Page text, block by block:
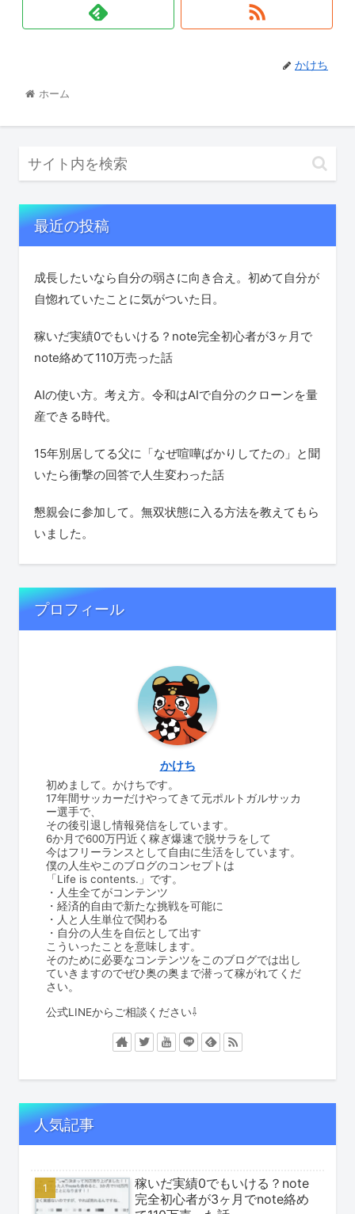
かけち
ホーム
最近の投稿
成長したいなら自分の弱さに向き合え。初めて自分が
自惚れていたことに気がついた日。
稼いだ実績0でもいける？note完全初心者が3ヶ月で
note絡めて110万売った話
AIの使い方。考え方。令和はAIで自分のクローンを量
産できる時代。
15年別居してる父に「なぜ喧嘩ばかりしてたの」と聞
いたら衝撃の回答で人生変わった話
懇親会に参加して。無双状態に入る方法を教えてもら
いました。
プロフィール
かけち
初めまして。かけちです。
17年間サッカーだけやってきて元ポルトガルサッカ
ー選手で、
その後引退し情報発信をしています。
6か月で600万円近く稼ぎ爆速で脱サラをして
今はフリーランスとして自由に生活をしています。
僕の人生やこのブログのコンセプトは
「Life is contents.」です。
・人生全てがコンテンツ
・経済的自由で新たな挑戦を可能に
・人と人生単位で関わる
・自分の人生を自伝として出す
こういったことを意味します。
そのために必要なコンテンツをこのブログでは出し
ていきますのでぜひ奥の奥まで潜って稼がれてくだ
さい。
公式LINEからご相談ください⇩
人気記事
稼いだ実績0でもいける？note
完全初心者が3ヶ月でnote絡め